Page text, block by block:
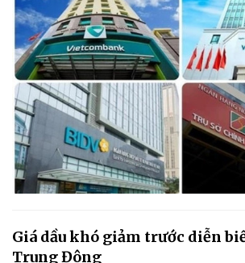
Giá dầu khó giảm trước diễn
Trung Đông